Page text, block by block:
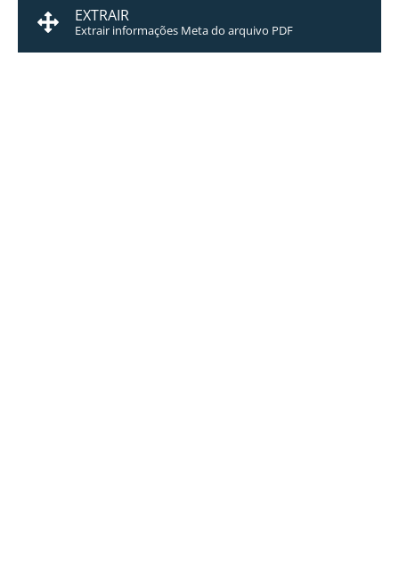
EXTRAIR
Extrair informações Meta do arquivo PDF